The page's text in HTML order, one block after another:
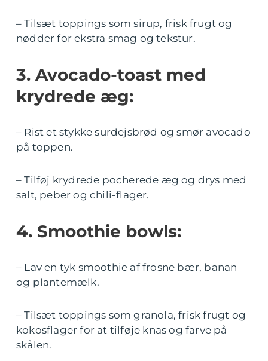
– Tilsæt toppings som sirup, frisk frugt og
nødder for ekstra smag og tekstur.
3. Avocado-toast med
krydrede æg:
– Rist et stykke surdejsbrød og smør avocado
på toppen.
– Tilføj krydrede pocherede æg og drys med
salt, peber og chili-flager.
4. Smoothie bowls:
– Lav en tyk smoothie af frosne bær, banan
og plantemælk.
– Tilsæt toppings som granola, frisk frugt og
kokosflager for at tilføje knas og farve på
skålen.